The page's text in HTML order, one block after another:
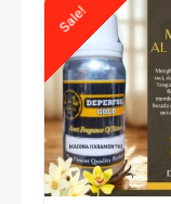
Sale!